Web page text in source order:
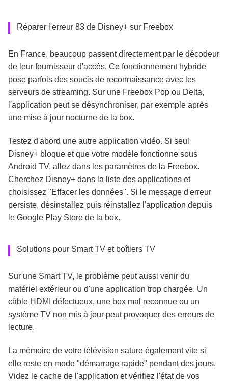
Réparer l'erreur 83 de Disney+ sur Freebox
En France, beaucoup passent directement par le décodeur
de leur fournisseur d'accès. Ce fonctionnement hybride
pose parfois des soucis de reconnaissance avec les
serveurs de streaming. Sur une Freebox Pop ou Delta,
l'application peut se désynchroniser, par exemple après
une mise à jour nocturne de la box.
Testez d'abord une autre application vidéo. Si seul
Disney+ bloque et que votre modèle fonctionne sous
Android TV, allez dans les paramètres de la Freebox.
Cherchez Disney+ dans la liste des applications et
choisissez "Effacer les données". Si le message d'erreur
persiste, désinstallez puis réinstallez l'application depuis
le Google Play Store de la box.
Solutions pour Smart TV et boîtiers TV
Sur une Smart TV, le problème peut aussi venir du
matériel extérieur ou d'une application trop chargée. Un
câble HDMI défectueux, une box mal reconnue ou un
système TV non mis à jour peut provoquer des erreurs de
lecture.
La mémoire de votre télévision sature également vite si
elle reste en mode "démarrage rapide" pendant des jours.
Videz le cache de l'application et vérifiez l'état de vos